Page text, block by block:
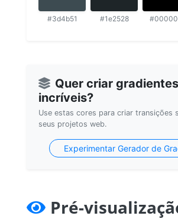
#3d4b51 #1e2528
Quer criar gradientes
incríveis?
Use estas cores para criar transições
seus projetos web.
Experimentar Gerador de
Pré-